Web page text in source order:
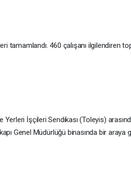
tamamlandı. 460 çalışanı ilgilendiren
İşçileri Sendikası (Toleyis)
Genel Müdürlüğü binasında bir araya